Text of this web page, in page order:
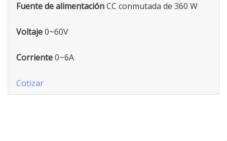
Fuente de alimentaciónCC conmutada de 360 W
Voltaje0~60V
Corriente0~6A
Cotizar